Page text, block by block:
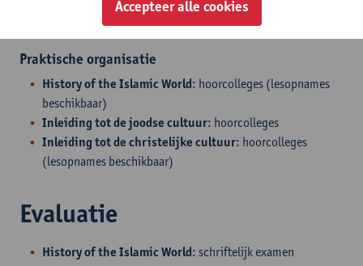
beelden en gebouwen, en op religieuze praktijken.
Praktische organisatie
History of the Islamic World: hoorcolleges (lesopnames
beschikbaar)
Inleiding tot de joodse cultuur: hoorcolleges
Inleiding tot de christelijke cultuur: hoorcolleges
(lesopnames beschikbaar)
Evaluatie
History of the Islamic World: schriftelijk examen
Accepteer alle cookies